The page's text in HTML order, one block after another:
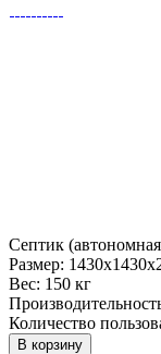
Септик
Размер:
Вес: 150 кг
Количество
В корзину